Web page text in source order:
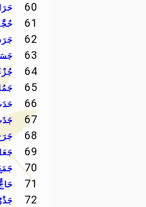
60
61
62
63
64
65
66
67
68
69
70
71
72